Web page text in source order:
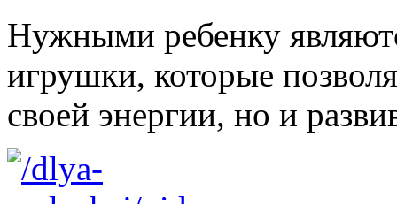
Нужными ребенку
игрушки, которые
своей энергии, но и